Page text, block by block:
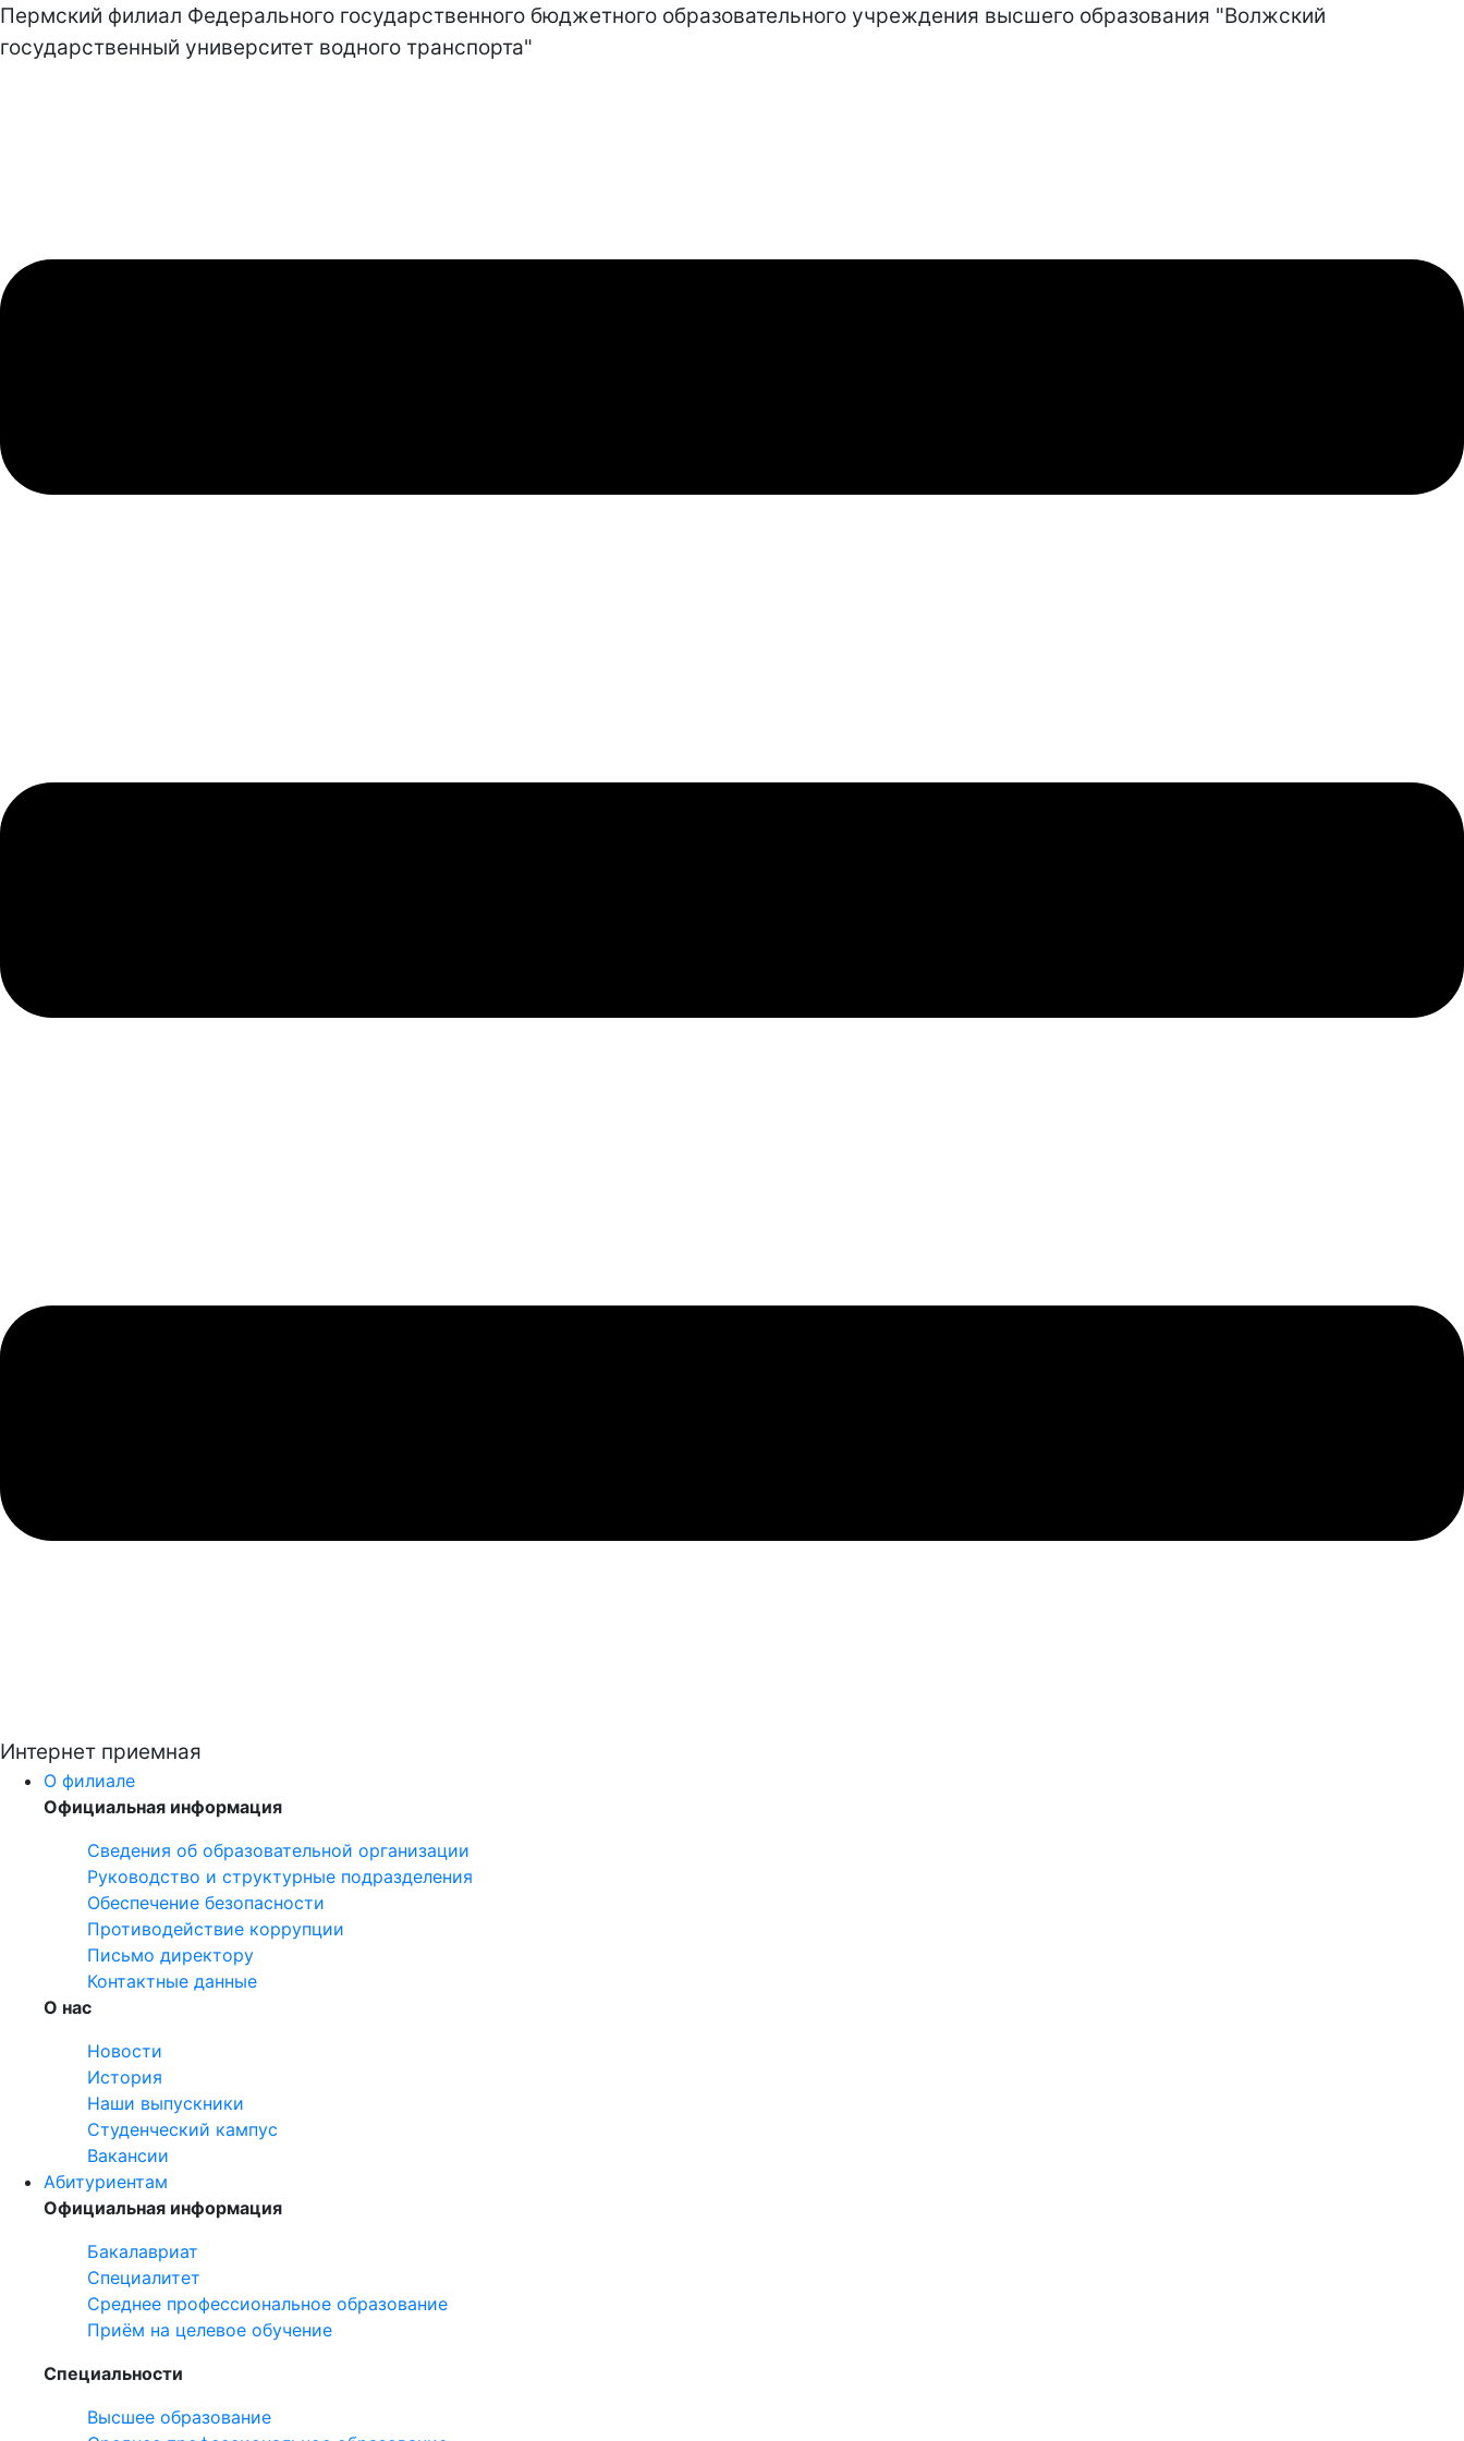
Пермский филиал Федерального государственного бюджетного образовательного учреждения высшего образования "Волжский
государственный университет водного транспорта"
Интернет приемная
О филиале
Официальная информация
Сведения об образовательной организации
Руководство и структурные подразделения
Обеспечение безопасности
Противодействие коррупции
Письмо директору
Контактные данные
О нас
Новости
История
Наши выпускники
Студенческий кампус
Вакансии
Абитуриентам
Официальная информация
Бакалавриат
Специалитет
Среднее профессиональное образование
Приём на целевое обучение
Специальности
Высшее образование